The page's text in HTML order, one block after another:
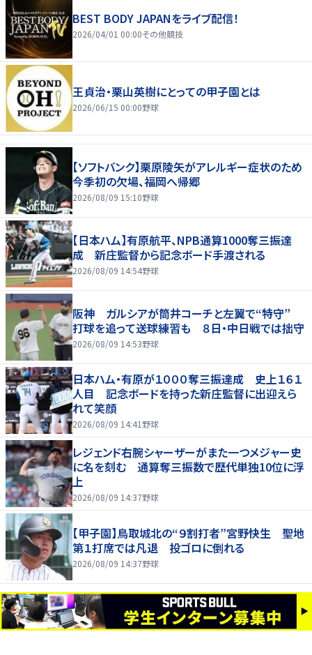
BEST BODY JAPANをライブ配信！
2026/04/01 00:00その他競技
王貞治・栗山英樹にとっての甲子園とは
2026/06/15 00:00野球
【ソフトバンク】栗原陵矢がアレルギー症状のため
今季初の欠場、福岡へ帰郷
2026/08/09 15:10野球
【日本ハム】有原航平、NPB通算1000奪三振達
成 新庄監督から記念ボード手渡される
2026/08/09 14:54野球
阪神 ガルシアが筒井コーチと左翼で“特守”
打球を追って送球練習も ８日・中日戦では拙守
2026/08/09 14:53野球
日本ハム・有原が１０００奪三振達成 史上１６１
人目 記念ボードを持った新庄監督に出迎えら
れて笑顔
2026/08/09 14:41 野球
レジェンド右腕シャーザーがまた一つメジャー史
に名を刻む 通算奪三振数で歴代単独10位に浮
上
2026/08/09 14:37野球
【甲子園】鳥取城北の“９割打者”宮野快生 聖地
第１打席では凡退 投ゴロに倒れる
2026/08/09 14:37野球